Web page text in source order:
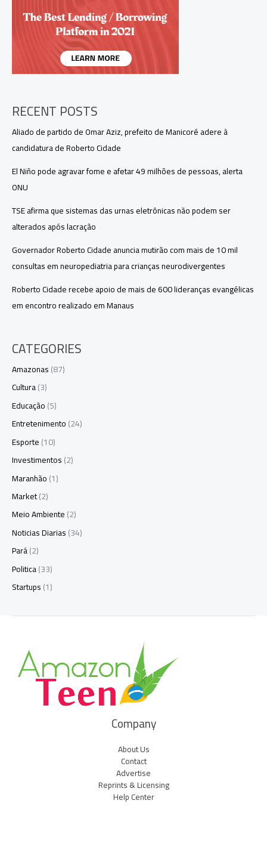
reforça
compromisso
RECENT POSTS
Aliado de partido de Omar Aziz, prefeito de Manicoré adere à
candidatura de Roberto Cidade
El Niño pode agravar fome e afetar 49 milhões de pessoas, alerta
ONU
TSE afirma que sistemas das urnas eletrônicas não podem ser
alterados após lacração
Governador Roberto Cidade anuncia mutirão com mais de 10 mil
consultas em neuropediatria para crianças neurodivergentes
Roberto Cidade recebe apoio de mais de 600 lideranças evangélicas
em encontro realizado em Manaus
CATEGORIES
Amazonas(87)
Cultura(3)
Educação(5)
Entretenimento(24)
Esporte(10)
Investimentos(2)
Maranhão(1)
Market(2)
Meio Ambiente(2)
Noticias Diarias(34)
Pará(2)
Politica(33)
Startups(1)
Company
About Us
Contact
Advertise
Reprints & Licensing
Help Center